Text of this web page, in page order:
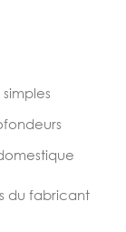
du fabricant